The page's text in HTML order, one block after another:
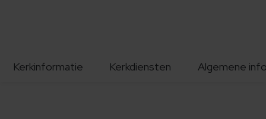
Kerkinformatie Kerkdiensten Algemene